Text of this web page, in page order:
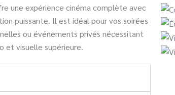
une expérience cinéma complète avec
puissante. Il est idéal pour vos soirées
ou événements privés nécessitant
et visuelle supérieure.